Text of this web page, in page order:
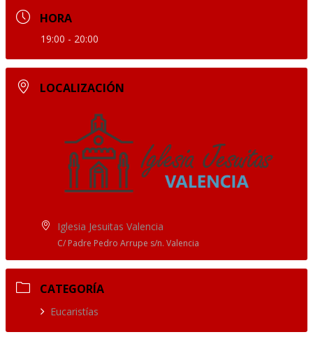
HORA
19:00 - 20:00
LOCALIZACIÓN
Iglesia Jesuitas Valencia
C/ Padre Pedro Arrupe s/n. Valencia
CATEGORÍA
Eucaristías